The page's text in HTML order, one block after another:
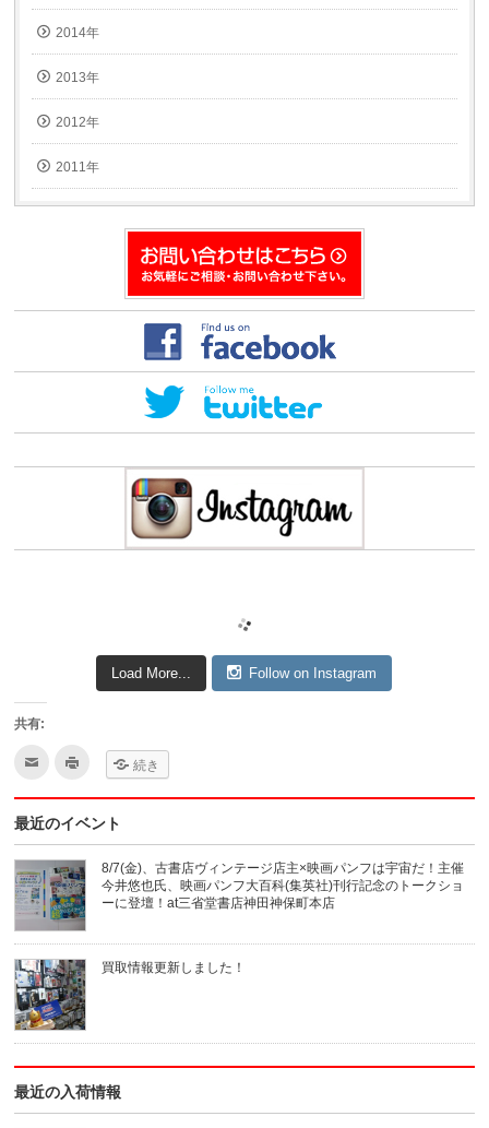
2014年
2013年
2012年
2011年
Load More... Follow on Instagram
共有:
ク
し
て
達
へ
メ
ー
ル
で
送
信
(新
し
い
ウ
ィ
ン
ド
ウ
開
き
ま
す)
ク
て
刷
(新
し
い
ウ
ィ
ン
ド
ウ
で
開
き
ま
す)
続き
最近のイベント
8/7(金)、古書店ヴィンテージ店主×映画パンフは宇宙だ！主催
今井悠也氏、映画パンフ大百科(集英社)刊行記念のトークショ
ーに登壇！at三省堂書店神田神保町本店
買取情報更新しました！
最近の入荷情報